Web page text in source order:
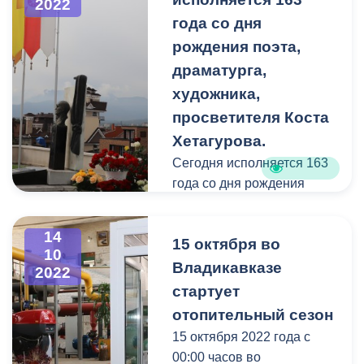
поддержании порядка
вокруг садоводческого
товарищества
сотрудникам
муниципалитета помогает
словам префекта Ацамаза
Дзотова, скопившийся
строительный и бытовой
мусор планируют вывезти
2022
года со дня
рождения поэта,
драматурга,
художника,
просветителя Коста
Хетагурова.
Сегодня исполняется 163
года со дня рождения
Коста Хетагурова.
как в Осетии, так и за её
14
10
2022
15 октября во
Владикавказе
стартует
отопительный сезон
15 октября 2022 года с
00:00 часов во